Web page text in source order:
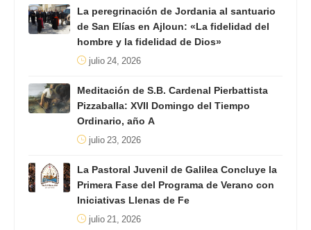
La peregrinación de Jordania al santuario
de San Elías en Ajloun: «La fidelidad del
hombre y la fidelidad de Dios»
julio 24, 2026
Meditación de S.B. Cardenal Pierbattista
Pizzaballa: XVII Domingo del Tiempo
Ordinario, año A
julio 23, 2026
La Pastoral Juvenil de Galilea Concluye la
Primera Fase del Programa de Verano con
Iniciativas Llenas de Fe
julio 21, 2026